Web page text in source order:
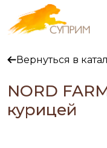
Вернуться в
NORD
курицей